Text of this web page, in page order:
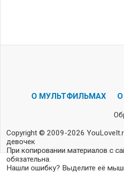
О МУЛЬТФИЛЬМАХ
Copyright © 2009-2026
девочек
При копировании материалов с
обязательна.
Нашли ошибку? Выделите её